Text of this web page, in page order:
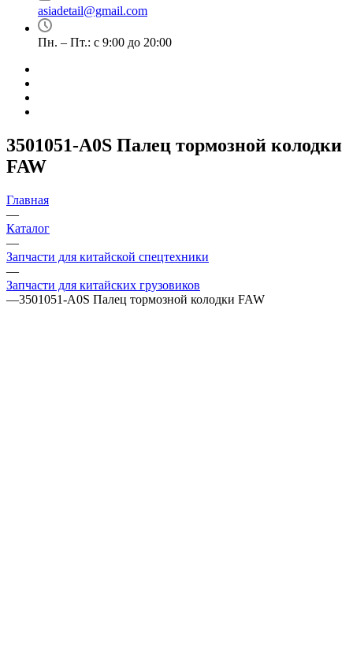
asiadetail@gmail.com
Пн. – Пт.: с 9:00 до 20:00
3501051-A0S Палец тормозной колодки
FAW
Главная
—
Каталог
—
Запчасти для китайской спецтехники
—
Запчасти для китайских грузовиков
—3501051-A0S Палец тормозной колодки FAW